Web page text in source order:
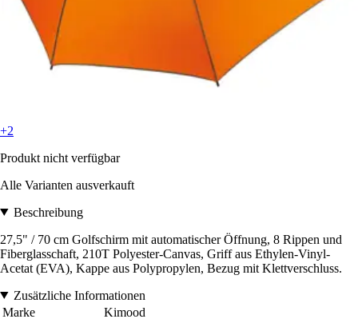
+2
Produkt nicht verfügbar
Alle Varianten ausverkauft
Beschreibung
27,5" / 70 cm Golfschirm mit automatischer Öffnung, 8 Rippen und
Fiberglasschaft, 210T Polyester-Canvas, Griff aus Ethylen-Vinyl-
Acetat (EVA), Kappe aus Polypropylen, Bezug mit Klettverschluss.
Zusätzliche Informationen
Marke
Kimood